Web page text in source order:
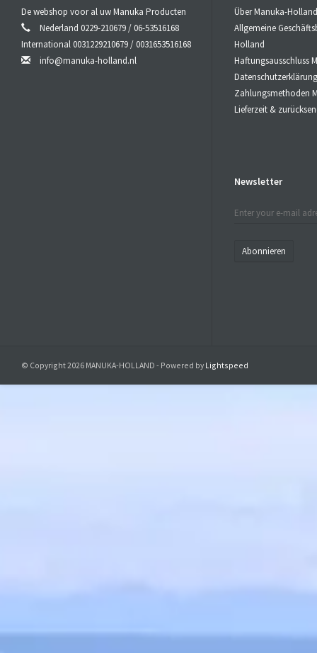
Das
einzigartige
#CBDÖl/
Premium
Schütteln
bevor Sie
#CBDÖl/
von 2 mal
De webshop voor al uw Manuka Producten
Nederland 0229-210679 / 06-53516168
International 0031229210679 / 0031653516168
info@manuka-holland.nl
Über Manuka-Holland
Allgemeine
Holland
Haftungsausschluss
Zahlungsmethoden
Lieferzeit &
Newsletter
Abonnieren
© Copyright 2026 MANUKA-HOLLAND - Powered by Lightspeed